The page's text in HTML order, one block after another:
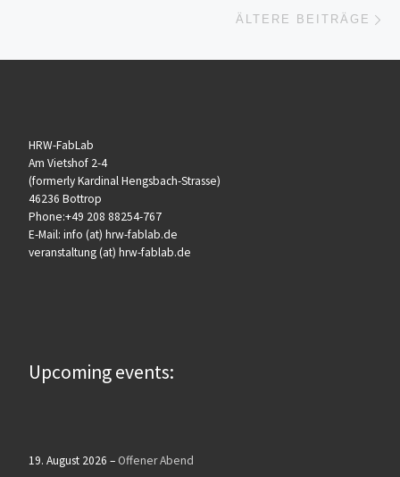
ÄLTERE BEITRÄGE
HRW-FabLab
Am Vietshof 2-4
(formerly Kardinal Hengsbach-Strasse)
46236 Bottrop
Phone:+49 208 88254-767
E-Mail: info (at) hrw-fablab.de
veranstaltung (at) hrw-fablab.de
Upcoming events:
19. August 2026 – Offener Abend